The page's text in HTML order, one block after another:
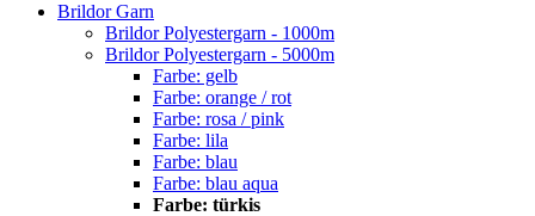
Brildor Garn
Brildor Polyestergarn - 1000m
Brildor Polyestergarn - 5000m
Farbe: gelb
Farbe: orange / rot
Farbe: rosa / pink
Farbe: lila
Farbe: blau
Farbe: blau aqua
Farbe: türkis